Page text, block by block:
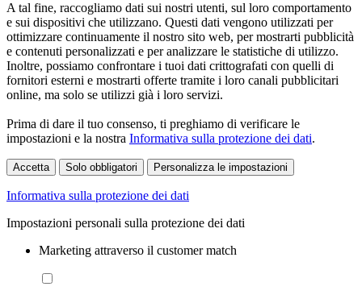
A tal fine, raccogliamo dati sui nostri utenti, sul loro comportamento
e sui dispositivi che utilizzano. Questi dati vengono utilizzati per
ottimizzare continuamente il nostro sito web, per mostrarti pubblicità
e contenuti personalizzati e per analizzare le statistiche di utilizzo.
Inoltre, possiamo confrontare i tuoi dati crittografati con quelli di
fornitori esterni e mostrarti offerte tramite i loro canali pubblicitari
online, ma solo se utilizzi già i loro servizi.
Prima di dare il tuo consenso, ti preghiamo di verificare le
impostazioni e la nostra Informativa sulla protezione dei dati.
Accetta Solo obbligatori Personalizza le impostazioni
Informativa sulla protezione dei dati
Impostazioni personali sulla protezione dei dati
Marketing attraverso il customer match